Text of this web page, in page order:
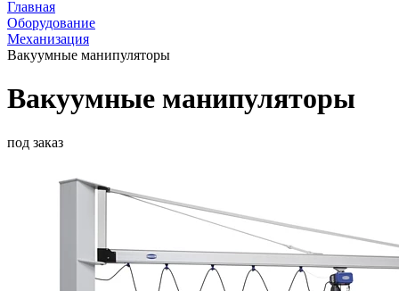
Главная
Оборудование
Механизация
Вакуумные манипуляторы
Вакуумные манипуляторы
под заказ